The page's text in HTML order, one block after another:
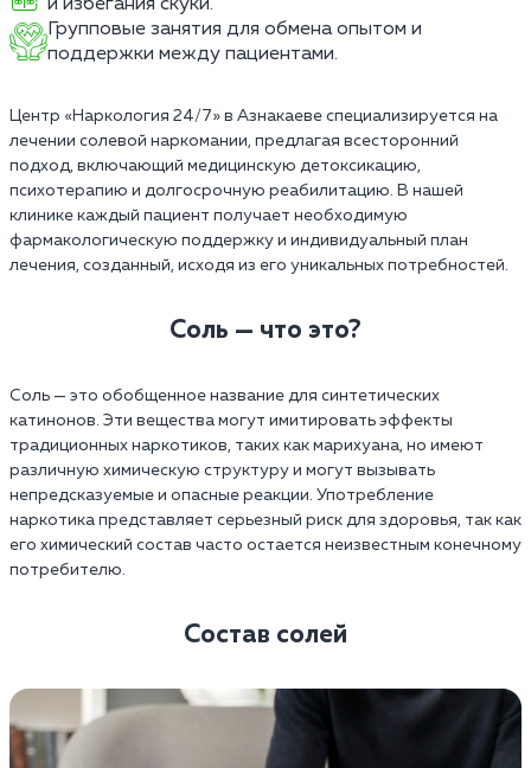
Групповые занятия для обмена опытом и
поддержки между пациентами.
Центр «Наркология 24/7» в Азнакаеве специализируется на
лечении солевой наркомании, предлагая всесторонний
подход, включающий медицинскую детоксикацию,
психотерапию и долгосрочную реабилитацию. В нашей
клинике каждый пациент получает необходимую
фармакологическую поддержку и индивидуальный план
лечения, созданный, исходя из его уникальных потребностей.
Соль — что это?
Соль — это обобщенное название для синтетических
катинонов. Эти вещества могут имитировать эффекты
традиционных наркотиков, таких как марихуана, но имеют
различную химическую структуру и могут вызывать
непредсказуемые и опасные реакции. Употребление
наркотика представляет серьезный риск для здоровья, так как
его химический состав часто остается неизвестным конечному
потребителю.
Состав солей